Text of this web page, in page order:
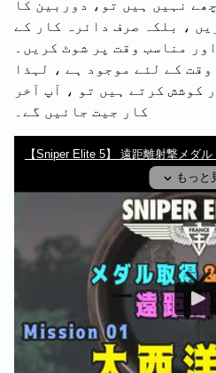
نہیں ہیں تو، دوربین کا
، بلکہ صرف دائرہ کار کے
مناسب وقت پر شوٹ کریں۔
وہاں 3 ~ 4٪ وقت کے لئے موجود ہے ، لہذا
آپ تقریبا 3 بار کوشش کرتے ہیں تو ، آپ آخر
کار جیت جائیں گے۔